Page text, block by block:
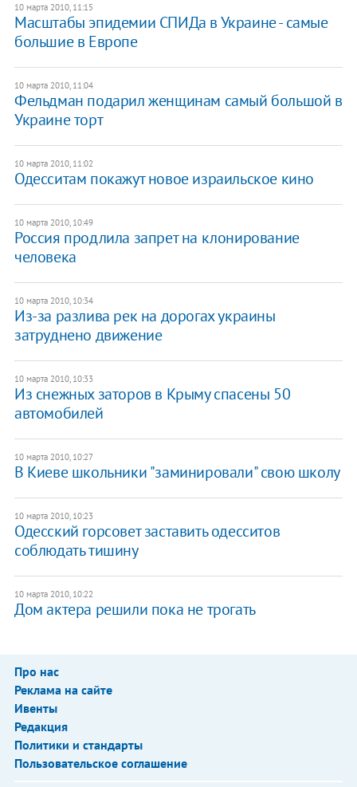
10 марта 2010, 11:15
Масштабы эпидемии СПИДа в Украине - самые
большие в Европе
10 марта 2010, 11:04
Фельдман подарил женщинам самый большой в
Украине торт
10 марта 2010, 11:02
Одесситам покажут новое израильское кино
10 марта 2010, 10:49
Россия продлила запрет на клонирование
человека
10 марта 2010, 10:34
Из-за разлива рек на дорогах украины
затруднено движение
10 марта 2010, 10:33
Из снежных заторов в Крыму спасены 50
автомобилей
10 марта 2010, 10:27
В Киеве школьники "заминировали" свою школу
10 марта 2010, 10:23
Одесский горсовет заставить одесситов
соблюдать тишину
10 марта 2010, 10:22
Дом актера решили пока не трогать
Про нас
Реклама на сайте
Ивенты
Редакция
Политики и стандарты
Пользовательское соглашение